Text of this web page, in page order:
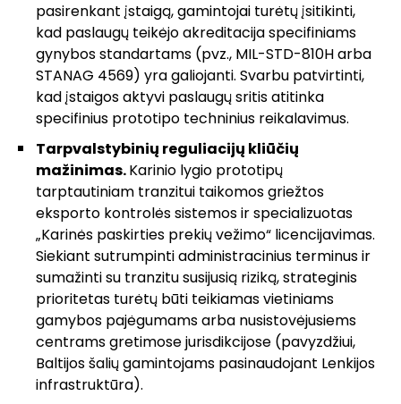
pasirenkant įstaigą, gamintojai turėtų įsitikinti,
kad paslaugų teikėjo akreditacija specifiniams
gynybos standartams (pvz., MIL-STD-810H arba
STANAG 4569) yra galiojanti. Svarbu patvirtinti,
kad įstaigos aktyvi paslaugų sritis atitinka
specifinius prototipo techninius reikalavimus.
Tarpvalstybinių reguliacijų kliūčių
mažinimas.Karinio lygio prototipų
tarptautiniam tranzitui taikomos griežtos
eksporto kontrolės sistemos ir specializuotas
„Karinės paskirties prekių vežimo“ licencijavimas.
Siekiant sutrumpinti administracinius terminus ir
sumažinti su tranzitu susijusią riziką, strateginis
prioritetas turėtų būti teikiamas vietiniams
gamybos pajėgumams arba nusistovėjusiems
centrams gretimose jurisdikcijose (pavyzdžiui,
Baltijos šalių gamintojams pasinaudojant Lenkijos
infrastruktūra).